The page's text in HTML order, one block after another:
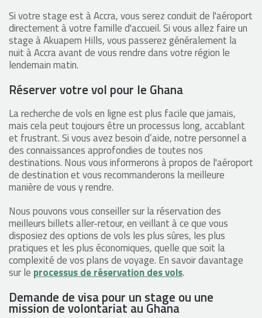
Si votre stage est à Accra, vous serez conduit de l'aéroport
directement à votre famille d'accueil. Si vous allez faire un
stage à Akuapem Hills, vous passerez généralement la
nuit à Accra avant de vous rendre dans votre région le
lendemain matin.
Réserver votre vol pour le Ghana
La recherche de vols en ligne est plus facile que jamais,
mais cela peut toujours être un processus long, accablant
et frustrant. Si vous avez besoin d’aide, notre personnel a
des connaissances approfondies de toutes nos
destinations. Nous vous informerons à propos de l'aéroport
de destination et vous recommanderons la meilleure
manière de vous y rendre.
Nous pouvons vous conseiller sur la réservation des
meilleurs billets aller-retour, en veillant à ce que vous
disposiez des options de vols les plus sûres, les plus
pratiques et les plus économiques, quelle que soit la
complexité de vos plans de voyage. En savoir davantage
sur le processus de réservation des vols.
Demande de visa pour un stage ou une
mission de volontariat au Ghana